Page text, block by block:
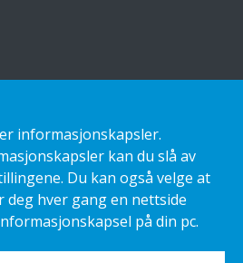
informasjonskapsler.
kan du slå av
Du kan også velge at
deg hver gang en nettside
på din pc.